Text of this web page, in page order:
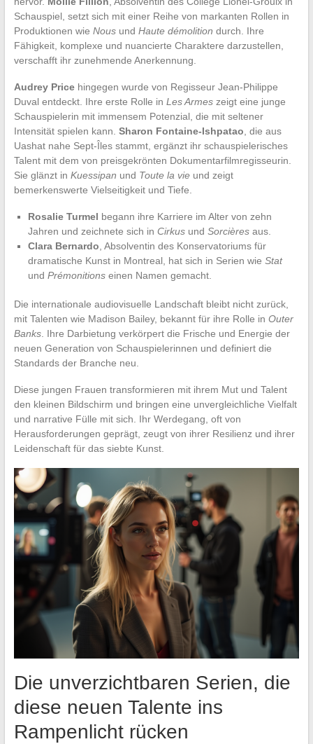
Schauspiel, setzt sich mit einer Reihe von markanten Rollen in
Produktionen wie Nousund Haute démolition durch. Ihre
Fähigkeit, komplexe und nuancierte Charaktere darzustellen,
verschafft ihr zunehmende Anerkennung.
Audrey Pricehingegen wurde von Regisseur Jean-Philippe
Duval entdeckt. Ihre erste Rolle in Les Armeszeigt eine junge
Schauspielerin mit immensem Potenzial, die mit seltener
Intensität spielen kann. Sharon Fontaine-Ishpatao , die aus
Uashat nahe Sept-Îles stammt, ergänzt ihr schauspielerisches
Talent mit dem von preisgekrönten Dokumentarfilmregisseurin.
Sie glänzt in Kuessipan und Toute la vieund zeigt
bemerkenswerte Vielseitigkeit und Tiefe.
Rosalie Turmel begann ihre Karriere im Alter von zehn
Jahren und zeichnete sich in Cirkusund Sorcièresaus.
Clara Bernardo , Absolventin des Konservatoriums für
dramatische Kunst in Montreal, hat sich in Serien wie Stat
und Prémonitionseinen Namen gemacht.
Die internationale audiovisuelle Landschaft bleibt nicht zurück,
mit Talenten wie Madison Bailey, bekannt für ihre Rolle in Outer
Banks. Ihre Darbietung verkörpert die Frische und Energie der
neuen Generation von Schauspielerinnen und definiert die
Standards der Branche neu.
Diese jungen Frauen transformieren mit ihrem Mut und Talent
den kleinen Bildschirm und bringen eine unvergleichliche Vielfalt
und narrative Fülle mit sich. Ihr Werdegang, oft von
Herausforderungen geprägt, zeugt von ihrer Resilienz und ihrer
Leidenschaft für das siebte Kunst.
Die unverzichtbaren Serien, die
diese neuen Talente ins
Rampenlicht rücken